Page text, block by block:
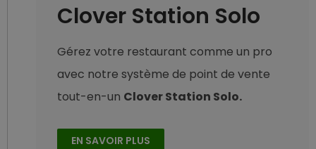
Clover Station Solo
Gérez votre restaurant comme un pro
avec notre système de point de vente
tout-en-un Clover Station Solo.
EN SAVOIR PLUS